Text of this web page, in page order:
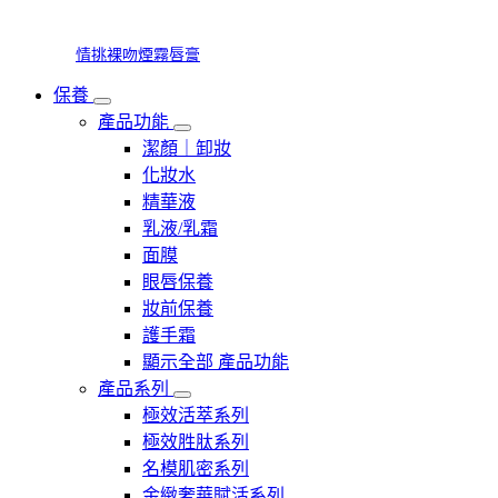
情挑裸吻煙霧唇膏
保養
產品功能
潔顏｜卸妝
化妝水
精華液
乳液/乳霜
面膜
眼唇保養
妝前保養
護手霜
顯示全部 產品功能
產品系列
極效活萃系列
極效胜肽系列
名模肌密系列